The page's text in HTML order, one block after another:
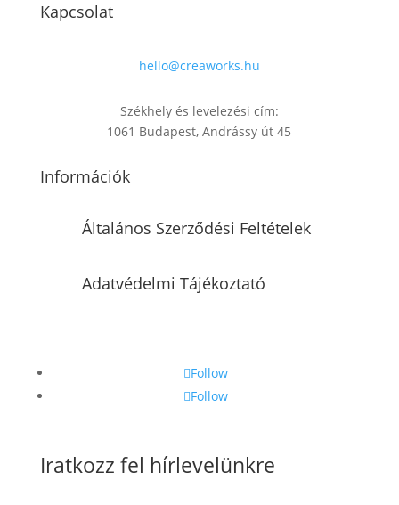
Kapcsolat
hello@creaworks.hu
Székhely és levelezési cím:
1061 Budapest, Andrássy út 45
Információk
Általános Szerződési Feltételek
Adatvédelmi Tájékoztató
Follow
Follow
Iratkozz fel hírlevelünkre